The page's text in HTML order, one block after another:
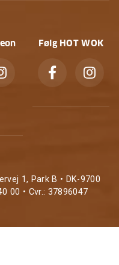
Følg HOT WOK
1, Park B • DK-9700
00 • Cvr.: 37896047